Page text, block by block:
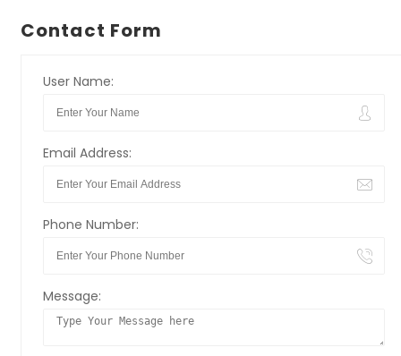
Contact Form
User Name:
Email Address:
Phone Number:
Message: